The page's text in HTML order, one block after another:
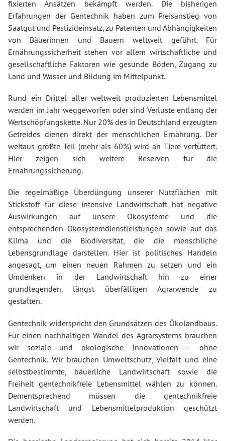
fixierten Ansätzen bekämpft werden. Die bisherigen
Erfahrungen der Gentechnik haben zum Preisanstieg von
Saatgut und Pestizideinsatz, zu Patenten und Abhängigkeiten
von Bäuerinnen und Bauern weltweit geführt. Für
Ernährungssicherheit stehen vor allem wirtschaftliche und
gesellschaftliche Faktoren wie gesunde Böden, Zugang zu
Land und Wasser und Bildung im Mittelpunkt.
Rund ein Drittel aller weltweit produzierten Lebensmittel
werden im Jahr weggeworfen oder sind Verluste entlang der
Wertschöpfungskette. Nur 20% des in Deutschland erzeugten
Getreides dienen direkt der menschlichen Ernährung. Der
weitaus größte Teil (mehr als 60%) wird an Tiere verfüttert.
Hier zeigen sich weitere Reserven für die
Ernährungssicherung.
Die regelmäßige Überdüngung unserer Nutzflächen mit
Stickstoff für diese intensive Landwirtschaft hat negative
Auswirkungen auf unsere Ökosysteme und die
entsprechenden Ökosystemdienstleistungen sowie auf das
Klima und die Biodiversität, die die menschliche
Lebensgrundlage darstellen. Hier ist politisches Handeln
angesagt, um einen neuen Rahmen zu setzen und ein
Umdenken in der Landwirtschaft hin zu einer
grundlegenden, längst überfälligen Agrarwende zu
gestalten.
Gentechnik widerspricht den Grundsätzen des Ökolandbaus.
Für einen nachhaltigen Wandel des Agrarsystems brauchen
wir soziale und ökologische Innovationen – ohne
Gentechnik. Wir brauchen Umweltschutz, Vielfalt und eine
selbstbestimmte, bäuerliche Landwirtschaft sowie die
Freiheit gentechnikfreie Lebensmittel wählen zu können.
Dementsprechend müssen die gentechnikfreie
Landwirtschaft und Lebensmittelproduktion geschützt
werden.